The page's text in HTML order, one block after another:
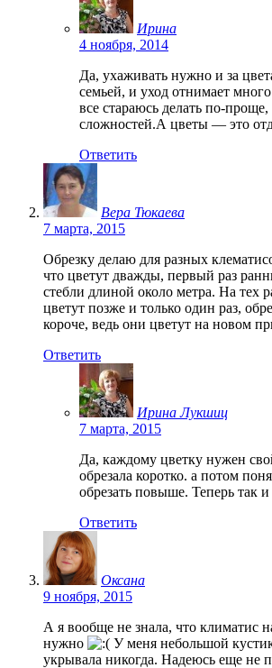
Ирина
4 ноября, 2014
Да, ухаживать нужно и за
семьей, и уход отнимает
все стараюсь делать по-
сложностей.А цветы — это
Ответить
Вера Тюкаева
7 марта, 2015
Обрезку делаю для разных
что цветут дважды, первый раз
стебли длиной около метра. На тех
цветут позже и только один раз,
короче, ведь они цветут на новом
Ответить
Ирина Лукшиц
7 марта, 2015
Да, каждому цветку нужен
обрезала коротко. а потом
обрезать повыше. Теперь так
Ответить
Оксана
9 ноября, 2015
А я вообще не знала, что климатис
нужно
У меня небольшой
укрывала никогда. Надеюсь еще не